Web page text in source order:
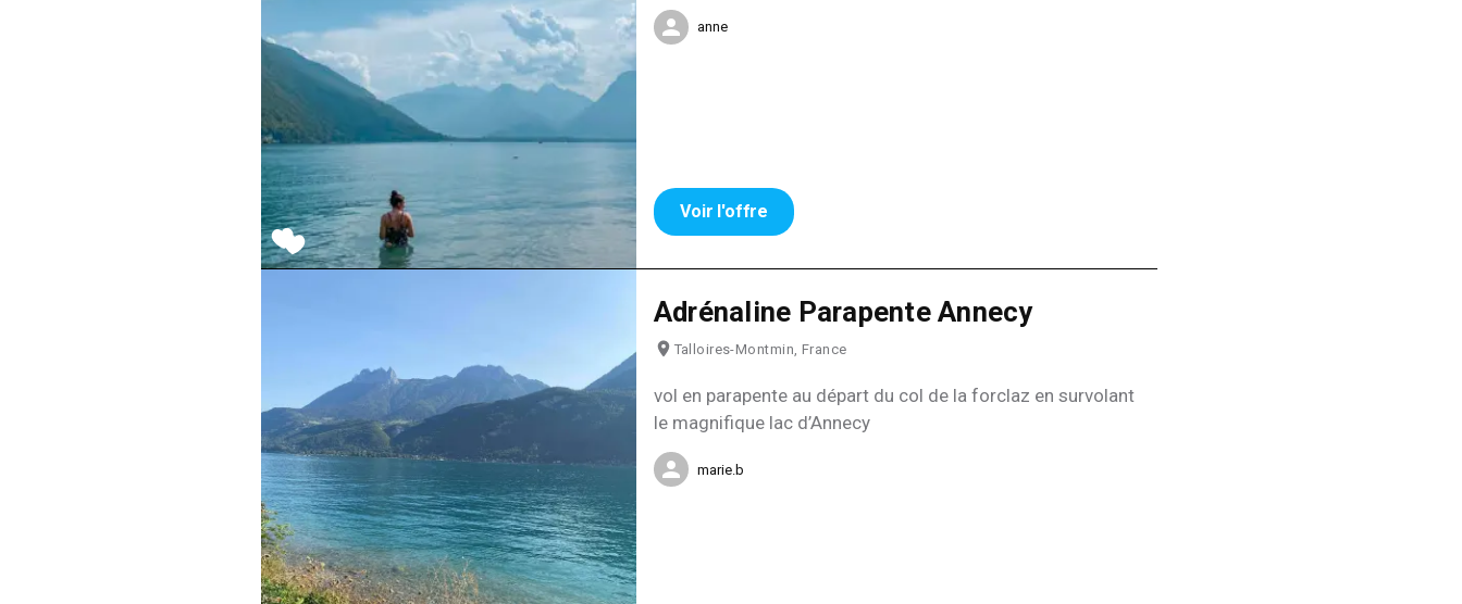
d’une aiguille d’une montre (Talloires, Angon, Doussard....). Il
y a beaucoup de dénivelés au début pour finir sur une touche
anne
Voir l'offre
Adrénaline Parapente Annecy
Talloires-Montmin, France
vol en parapente au départ du col de la forclaz en survolant
le magnifique lac d’Annecy
marie.b